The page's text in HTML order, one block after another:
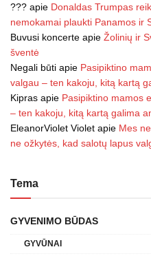
??? apie Donaldas Trumpas
nemokamai plaukti Panamos ir
Buvusi koncerte apie Žolinių ir
šventė
Negali būti apie Pasipiktino
valgau – ten kakoju, kitą kartą
Kipras apie Pasipiktino mamos
– ten kakoju, kitą kartą galima
EleanorViolet Violet apie Mes
ne ožkytės, kad salotų lapus
Tema
GYVENIMO BŪDAS
GYVŪNAI